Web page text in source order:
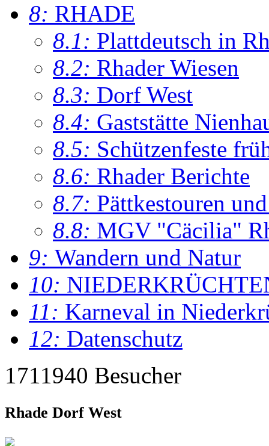
8: RHADE
8.1: Plattdeutsch in
8.2: Rhader Wiesen
8.3: Dorf West
8.4: Gaststätte
8.5: Schützenfeste
8.6: Rhader Berichte
8.7: Pättkestouren
8.8: MGV "Cäcilia"
9: Wandern und Natur
10:
11: Karneval in
12: Datenschutz
1711940 Besucher
Rhade Dorf West